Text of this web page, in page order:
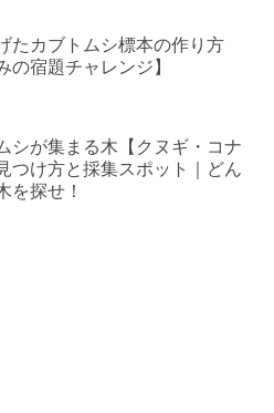
たカブトムシ標本の作り方
の宿題チャレンジ】
シが集まる木【クヌギ・コナ
つけ方と採集スポット｜どん
を探せ！